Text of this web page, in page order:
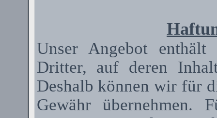
Unser Angebot
Dritter, auf deren
Deshalb können wir für
Gewähr übernehmen.